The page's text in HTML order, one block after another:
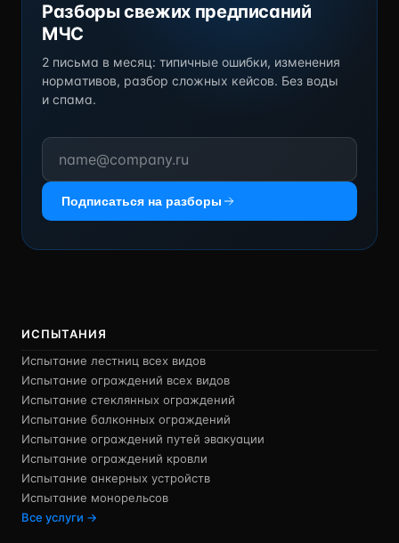
Разборы свежих предписаний
МЧС
2 письма в месяц: типичные ошибки, изменения
нормативов, разбор сложных кейсов. Без воды
и спама.
Подписаться на разборы
ИСПЫТАНИЯ
Испытание лестниц всех видов
Испытание ограждений всех видов
Испытание стеклянных ограждений
Испытание балконных ограждений
Испытание ограждений путей эвакуации
Испытание ограждений кровли
Испытание анкерных устройств
Испытание монорельсов
Все услуги →